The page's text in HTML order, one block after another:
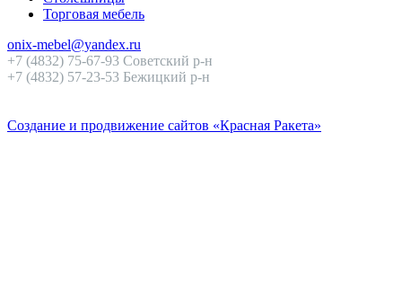
Торговая мебель
onix-mebel@yandex.ru
+7 (4832) 75-67-93 Советский р-н
+7 (4832) 57-23-53 Бежицкий р-н
Создание и продвижение сайтов «Красная Ракета»